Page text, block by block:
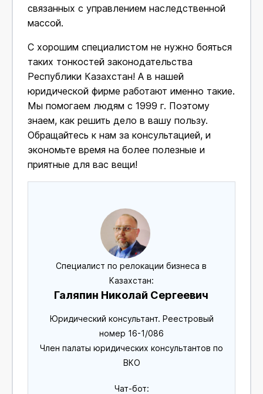
связанных с управлением наследственной
массой.
С хорошим специалистом не нужно бояться
таких тонкостей законодательства
Республики Казахстан! А в нашей
юридической фирме работают именно такие.
Мы помогаем людям с 1999 г. Поэтому
знаем, как решить дело в вашу пользу.
Обращайтесь к нам за консультацией, и
экономьте время на более полезные и
приятные для вас вещи!
Специалист по релокации бизнеса в
Казахстан:
Галяпин Николай Сергеевич
Юридический консультант. Реестровый
номер 16-1/086
Член палаты юридических консультантов по
ВКО
Чат-бот: